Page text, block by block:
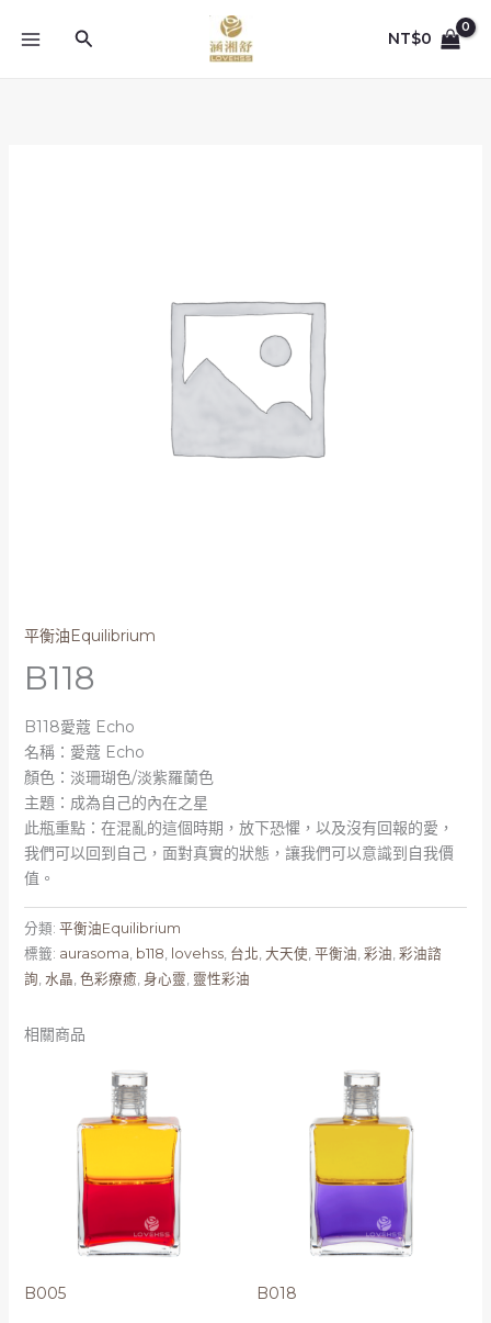
搜
NT$0
平衡油Equilibrium
B118
B118愛蔻 Echo
​名稱：愛蔻 Echo
顏色：淡珊瑚色/淡紫羅蘭色
主題：成為自己的內在之星
此瓶重點：在混亂的這個時期，放下恐懼，以及沒有回報的愛，
我們可以回到自己，面對真實的狀態，讓我們可以意識到自我價
值。
分類: 平衡油Equilibrium
標籤: aurasoma b118 lovehss, 台北 大天使 平衡油 彩油 彩油諮
詢 水晶 色彩療癒 身心靈 靈性彩油
相關商品
B005 B018